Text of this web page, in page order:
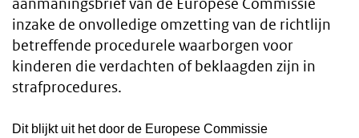
aanmaningsbrief van de Europese Commissie
inzake de onvolledige omzetting van de richtlijn
betreffende procedurele waarborgen voor
kinderen die verdachten of beklaagden zijn in
strafprocedures.
Dit blijkt uit het door de Europese Commissie